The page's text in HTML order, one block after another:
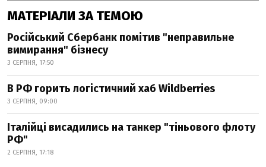
МАТЕРІАЛИ ЗА ТЕМОЮ
Російський Сбербанк помітив "неправильне
вимирання" бізнесу
3 СЕРПНЯ, 17:50
В РФ горить логістичний хаб Wildberries
3 СЕРПНЯ, 09:00
Італійці висадились на танкер "тіньового флоту
РФ"
2 СЕРПНЯ, 17:18